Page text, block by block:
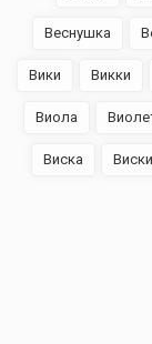
Веснушка
Вики Викки
Виола
Виска Виски